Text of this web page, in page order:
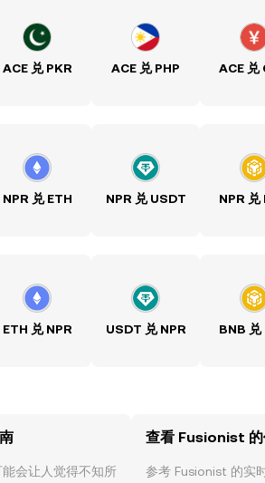
ACE 兑 PKR ACE 兑 PHP ACE 兑
NPR 兑 ETH NPR 兑 USDT NPR 兑
ETH 兑 NPR USDT 兑 NPR BNB 兑
会让人觉得不知所
查看 Fusionist 的
参考 Fusionist 的实